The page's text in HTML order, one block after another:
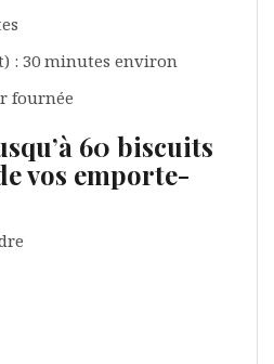
: 30 minutes environ
fournée
60 biscuits
vos emporte-